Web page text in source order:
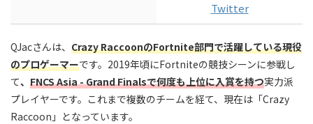
Twitter
QJacさんは、 Crazy RaccoonのFortnite部門で活躍している現役
のプロゲーマーです。2019年頃にFortniteの競技シーンに参戦し
て、 FNCS Asia - Grand Finalsで何度も上位に入賞を持つ実力派
プレイヤーです。これまで複数のチームを経て、現在は「Crazy
Raccoon」となっています。